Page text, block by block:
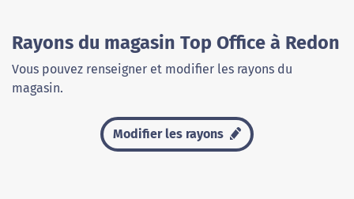
Rayons du magasin Top Office à Redon
Vous pouvez renseigner et modifier les rayons du
magasin.
Modifier les rayons